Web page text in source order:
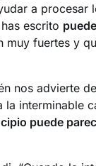
a
escrito
muy fuertes y
nos advierte
la interminable
puede